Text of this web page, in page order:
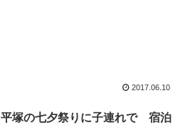
2017.06.10
平塚の七夕祭りに子連れで 宿泊